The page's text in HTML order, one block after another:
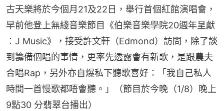
古天樂將於今個月21及22日，舉行首個紅館演唱會，
早前他登上無綫音樂節目《伯樂音樂學院20週年呈獻
︰J Music》，接受許文軒（Edmond）訪問，除了談
到籌備個唱的事情，更率先透露會有新歌，是跟農夫
合唱Rap，另外亦自爆私下聽歌喜好：「我自己私人
時間一首慢歌都唔會聽。」（節目於今晚（1/8）晚上
9點30 分翡翠台播出）